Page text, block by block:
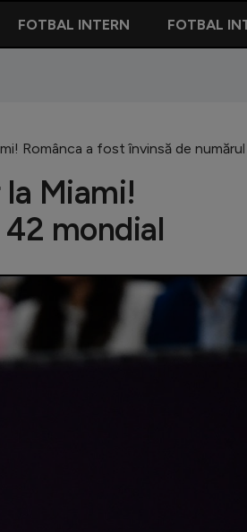
FOTBAL INTERN FOTBAL
Românca a fost învinsă de numărul
Miami!
mondial